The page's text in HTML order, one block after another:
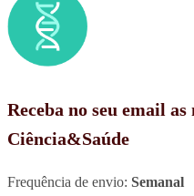
Receba no seu email
Ciência&Saúde
Frequência de envio: Semanal